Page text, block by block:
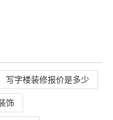
写字楼装修报价是多少
饰